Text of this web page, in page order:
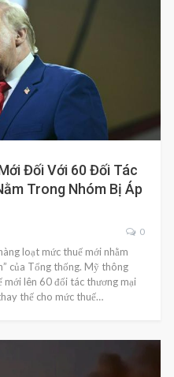
Đối Với 60 Đối Tác
Trong Nhóm Bị Áp
0
loạt mức thuế mới nhằm
của Tổng thống. Mỹ thông
mới lên 60 đối tác thương mại
thế cho mức thuế…